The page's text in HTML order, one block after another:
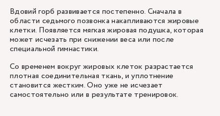
Вдовий горб развивается постепенно. Сначала в
области седьмого позвонка накапливаются жировые
клетки. Появляется мягкая жировая подушка, которая
может исчезать при снижении веса или после
специальной гимнастики.
Со временем вокруг жировых клеток разрастается
плотная соединительная ткань, и уплотнение
становится жестким. Оно уже не исчезает
самостоятельно или в результате тренировок.